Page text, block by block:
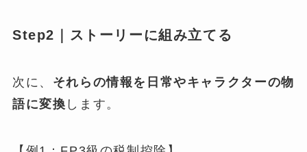
Step2｜ストーリーに組み立てる
次に、 それらの情報を日常やキャラクターの物
語に変換 します。